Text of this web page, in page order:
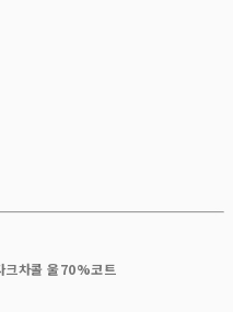
크차콜 울70%코트